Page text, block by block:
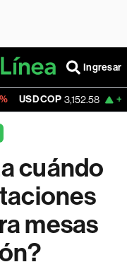
Ingresar
3,152.58 +1.15% Tesla
cuándo
mesas